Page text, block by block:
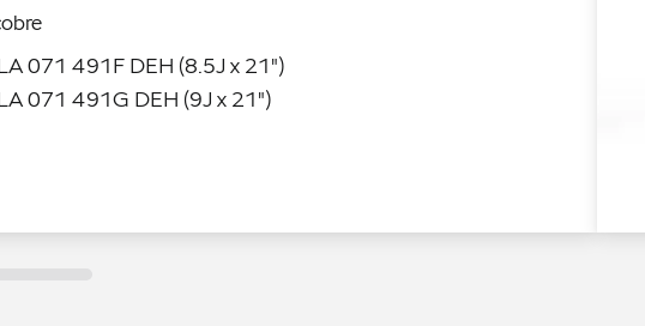
071 491F DEH (8.5J x 21")
071 491G DEH (9J x 21")